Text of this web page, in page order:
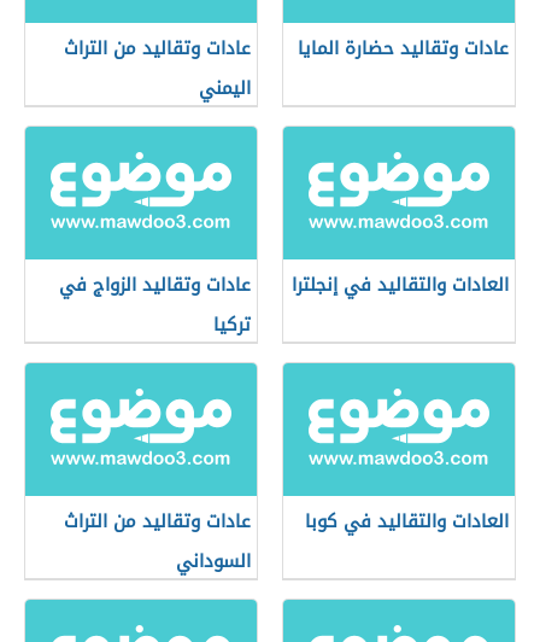
عادات وتقاليد حضارة المايا
عادات وتقاليد من التراث
اليمني
العادات والتقاليد في إنجلترا
عادات وتقاليد الزواج في
تركيا
العادات والتقاليد في كوبا
عادات وتقاليد من التراث
السوداني